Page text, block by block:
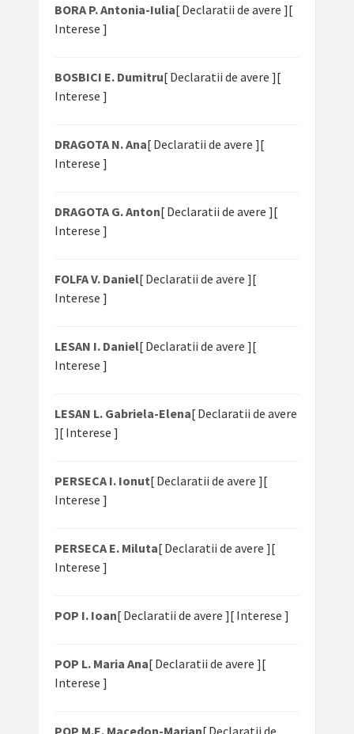
BORA P. Antonia-Iulia[ Declaratii de avere ][
Interese ]
BOSBICI E. Dumitru[ Declaratii de avere ][
Interese ]
DRAGOTA N. Ana[ Declaratii de avere ][
Interese ]
DRAGOTA G. Anton[ Declaratii de avere ][
Interese ]
FOLFA V. Daniel[ Declaratii de avere ][
Interese ]
LESAN I. Daniel[ Declaratii de avere ][
Interese ]
LESAN L. Gabriela-Elena[ Declaratii de avere
][ Interese ]
PERSECA I. Ionut[ Declaratii de avere ][
Interese ]
PERSECA E. Miluta[ Declaratii de avere ][
Interese ]
POP I. Ioan[ Declaratii de avere ][ Interese ]
POP L. Maria Ana[ Declaratii de avere ][
Interese ]